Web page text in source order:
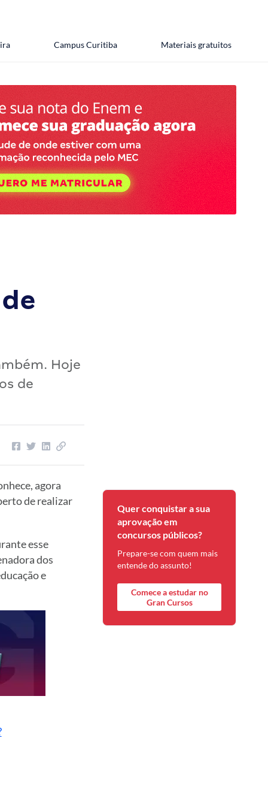
Campus Curitiba Materiais gratuitos
Hoje
de
agora
de realizar
esse
dos
e
Quer conquistar a sua
aprovação em
concursos públicos?
Prepare-se com quem mais
entende do assunto!
Comece a estudar no
Gran Cursos